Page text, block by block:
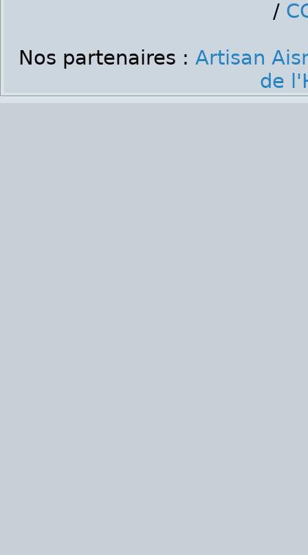
/
Nos partenaires : Artisan
de